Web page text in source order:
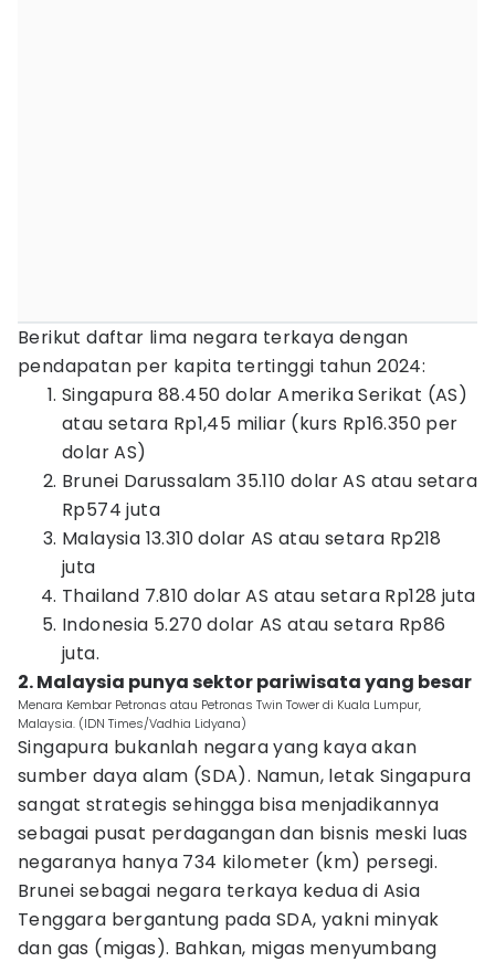
Berikut daftar lima negara terkaya dengan
pendapatan per kapita tertinggi tahun 2024:
Singapura 88.450 dolar Amerika Serikat (AS)
atau setara Rp1,45 miliar (kurs Rp16.350 per
dolar AS)
Brunei Darussalam 35.110 dolar AS atau setara
Rp574 juta
Malaysia 13.310 dolar AS atau setara Rp218
juta
Thailand 7.810 dolar AS atau setara Rp128 juta
Indonesia 5.270 dolar AS atau setara Rp86
juta.
2. Malaysia punya sektor pariwisata yang besar
Menara Kembar Petronas atau Petronas Twin Tower di Kuala Lumpur,
Malaysia. (IDN Times/Vadhia Lidyana)
Singapura bukanlah negara yang kaya akan
sumber daya alam (SDA). Namun, letak Singapura
sangat strategis sehingga bisa menjadikannya
sebagai pusat perdagangan dan bisnis meski luas
negaranya hanya 734 kilometer (km) persegi.
Brunei sebagai negara terkaya kedua di Asia
Tenggara bergantung pada SDA, yakni minyak
dan gas (migas). Bahkan, migas menyumbang